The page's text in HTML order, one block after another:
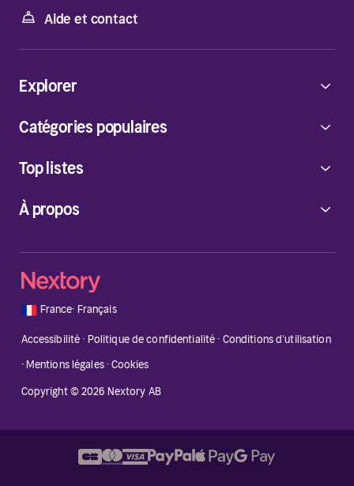
Aide et contact
À propos
Explorer
Catégories populaires
Top listes
🇫🇷 France· Français
Accessibilité · Politique de confidentialité · Conditions d'utilisation
·Mentions légales·Cookies
Copyright © 2026 Nextory AB